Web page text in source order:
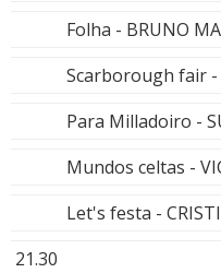
Folha - BRUNO
Scarborough fair -
Para Milladoiro -
Mundos celtas -
Let's festa -
21.30